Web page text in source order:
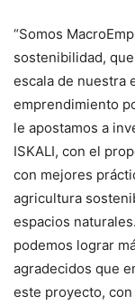
“Somos
sostenibilidad,
escala de nuestra
emprendimiento
le apostamos a
ISKALI, con el
con mejores
agricultura
espacios
podemos lograr
agradecidos que
este proyecto, con